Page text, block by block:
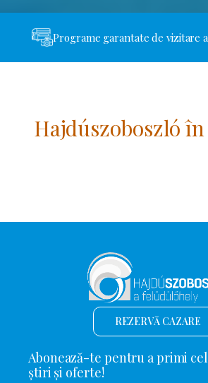
Programe garantate de vizitare
Hajdúszoboszló
REZERVĂ CAZARE
Abonează-te pentru a primi
știri și oferte!